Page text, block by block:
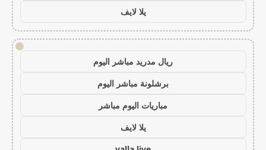
يلا لايف
!
ريال مدريد مباشر اليوم
برشلونة مباشر اليوم
مباريات اليوم مباشر
يلا لايف